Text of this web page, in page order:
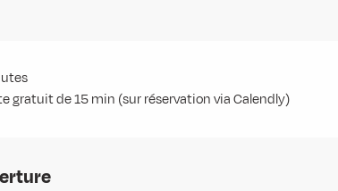
gratuit de 15 min (sur réservation via Calendly)